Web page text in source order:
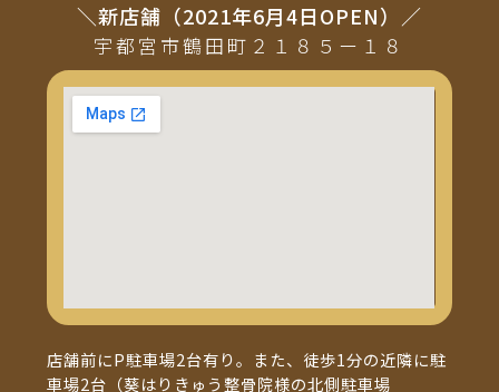
＼新店舗（2021年6月4日OPEN）／
宇都宮市鶴田町２１８５ー１８
店舗前にP駐車場2台有り。また、徒歩1分の近隣に駐
車場2台（葵はりきゅう整骨院様の北側駐車場